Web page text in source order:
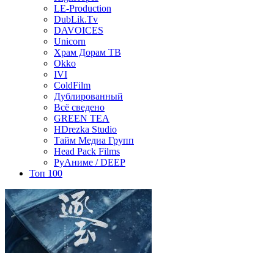
LE-Production
DubLik.Tv
DAVOICES
Unicorn
Храм Дорам ТВ
Okko
IVI
ColdFilm
Дублированный
Всё сведено
GREEN TEA
HDrezka Studio
Тайм Медиа Групп
Head Pack Films
РуАниме / DEEP
Топ 100